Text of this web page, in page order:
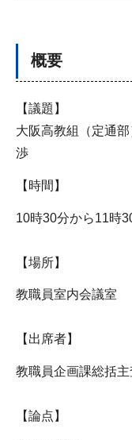
概要
【議題】
大阪高教組（定通
渉
【時間】
10時30分から11時
【場所】
教職員室内会議室
【出席者】
教職員企画課総括
【論点】